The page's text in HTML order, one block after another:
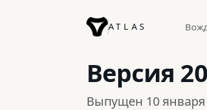
ATLAS
Версия
Выпущен 10 января